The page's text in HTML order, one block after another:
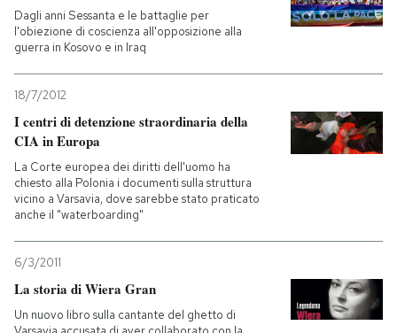
Dagli anni Sessanta e le battaglie per
l'obiezione di coscienza all'opposizione alla
guerra in Kosovo e in Iraq
18/7/2012
I centri di detenzione straordinaria della
CIA in Europa
La Corte europea dei diritti dell'uomo ha
chiesto alla Polonia i documenti sulla struttura
vicino a Varsavia, dove sarebbe stato praticato
anche il "waterboarding"
6/3/2011
La storia di Wiera Gran
Un nuovo libro sulla cantante del ghetto di